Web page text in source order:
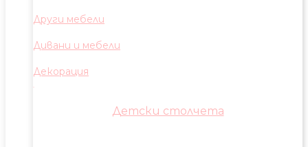
Други мебели
Дивани и мебели
Декорация
Детски столчета